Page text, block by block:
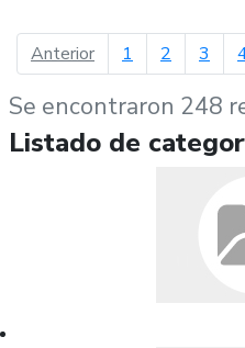
Anteriorpágina anterior
1 2 3
Se encontraron 248
Listado de